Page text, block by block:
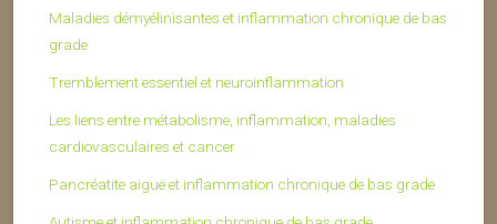
Maladies démyélinisantes et inflammation chronique de bas
grade
Tremblement essentiel et neuroinflammation
Les liens entre métabolisme, inflammation, maladies
cardiovasculaires et cancer
Pancréatite aiguë et inflammation chronique de bas grade